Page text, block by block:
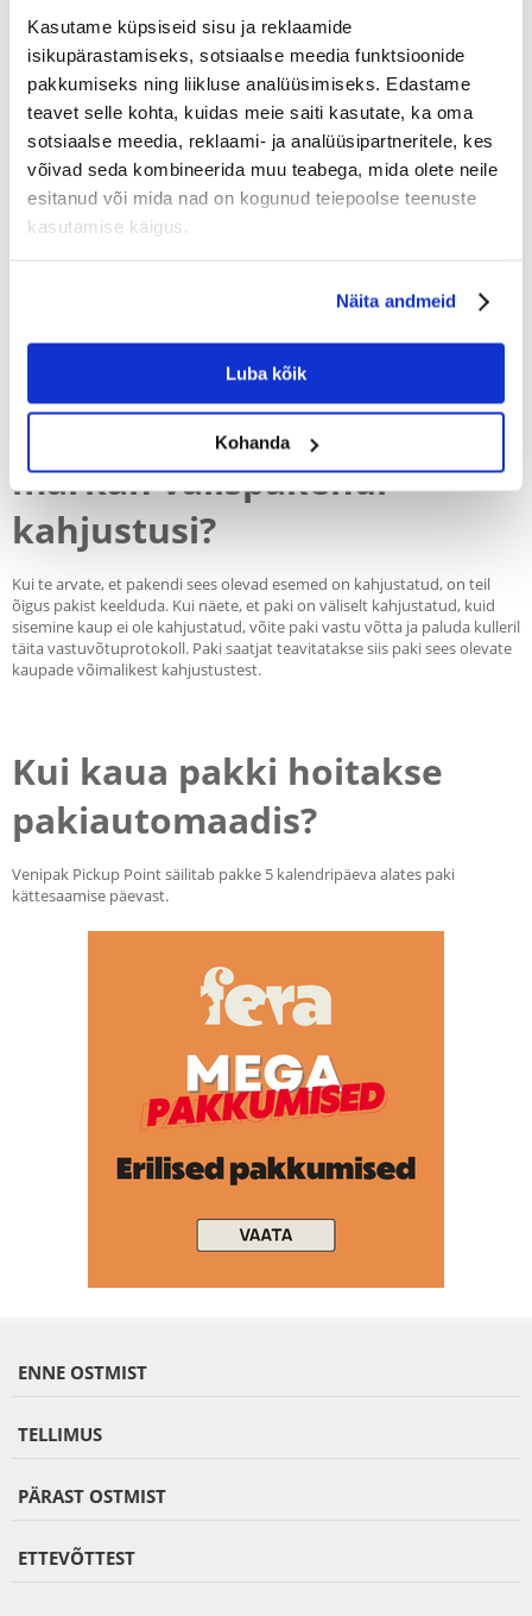
Kasutame küpsiseid sisu ja reklaamide
isikupärastamiseks, sotsiaalse meedia funktsioonide
pakkumiseks ning liikluse analüüsimiseks. Edastame
teavet selle kohta, kuidas meie saiti kasutate, ka oma
sotsiaalse meedia, reklaami- ja analüüsipartneritele, kes
võivad seda kombineerida muu teabega, mida olete neile
esitanud või mida nad on kogunud teiepoolse teenuste
kasutamise käigus.
Näita andmeid
Luba kõik
Kohanda
Mida peaksin tegema, kui
märkan pärast paki
lahtipakkimist paki sisu
kahjustusi?
Mida peaksin tegema, kui
märkan välispakendi
kahjustusi?
Kui te arvate, et pakendi sees olevad esemed on kahjustatud, on teil
õigus pakist keelduda. Kui näete, et paki on väliselt kahjustatud, kuid
sisemine kaup ei ole kahjustatud, võite paki vastu võtta ja paluda kulleril
täita vastuvõtuprotokoll. Paki saatjat teavitatakse siis paki sees olevate
kaupade võimalikest kahjustustest.
Kui kaua pakki hoitakse
pakiautomaadis?
Venipak Pickup Point säilitab pakke 5 kalendripäeva alates paki
kättesaamise päevast.
ENNE OSTMIST
TELLIMUS
PÄRAST OSTMIST
ETTEVÕTTEST